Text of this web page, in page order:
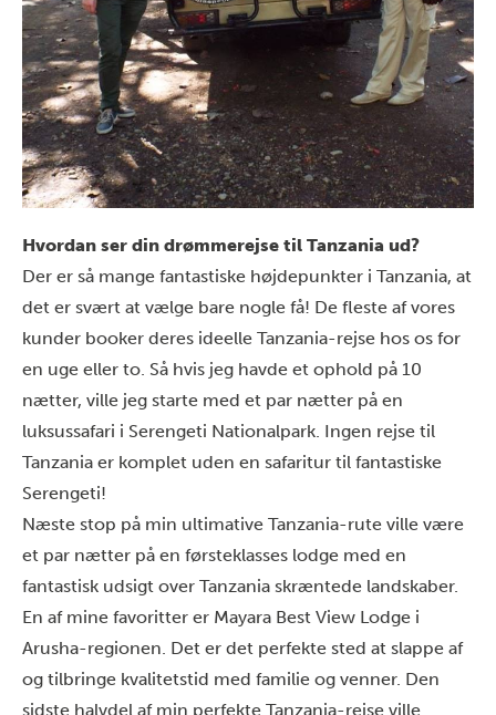
Hvordan ser din drømmerejse til Tanzania ud?
Der er så mange fantastiske højdepunkter i Tanzania, at
det er svært at vælge bare nogle få! De fleste af vores
kunder booker deres ideelle Tanzania-rejse hos os for
en uge eller to. Så hvis jeg havde et ophold på 10
nætter, ville jeg starte med et par nætter på en
luksussafari i Serengeti Nationalpark. Ingen rejse til
Tanzania er komplet uden en safaritur til fantastiske
Serengeti!
Næste stop på min ultimative Tanzania-rute ville være
et par nætter på en førsteklasses lodge med en
fantastisk udsigt over Tanzania skræntede landskaber.
En af mine favoritter er Mayara Best View Lodge i
Arusha-regionen. Det er det perfekte sted at slappe af
og tilbringe kvalitetstid med familie og venner. Den
sidste halvdel af min perfekte Tanzania-rejse ville